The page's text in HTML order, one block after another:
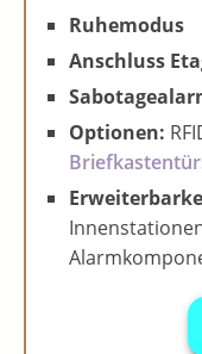
Ruhemodus
Anschluss
Optionen: